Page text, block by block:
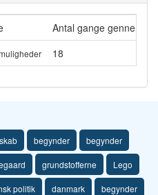
Antal gange gennemført
18
begynder begynder
grundstofferne Lego
politik danmark begynder